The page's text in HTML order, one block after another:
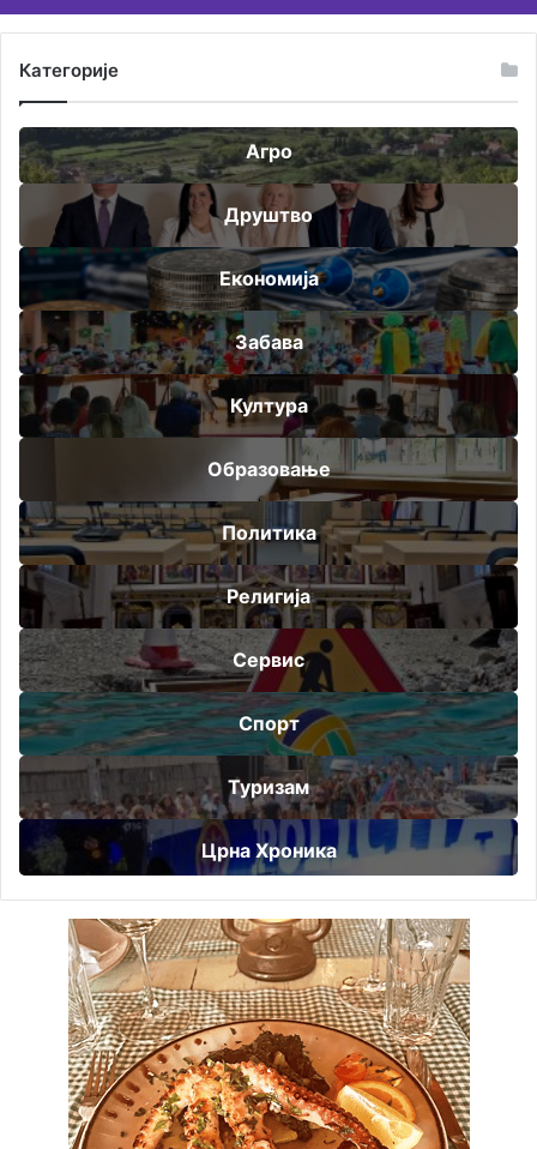
Категорије
Агро
Друштво
Економија
Забава
Култура
Образовање
Политика
Религија
Сервис
Спорт
Туризам
Црна Хроника